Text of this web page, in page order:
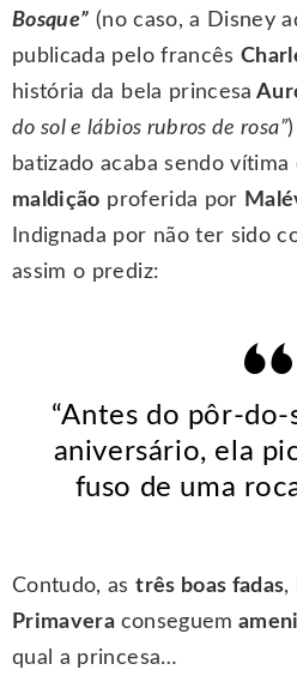
Bosque” (no caso, a Disney
publicada pelo francês
história da bela princesa
do sol e lábios rubros de rosa”
batizado acaba sendo vítima
maldição proferida por
Indignada por não ter sido
assim o prediz:
“Antes do pôr-do-
aniversário, ela
fuso de uma
Contudo, astrês boas fadas,
Primavera conseguem
qual a princesa…